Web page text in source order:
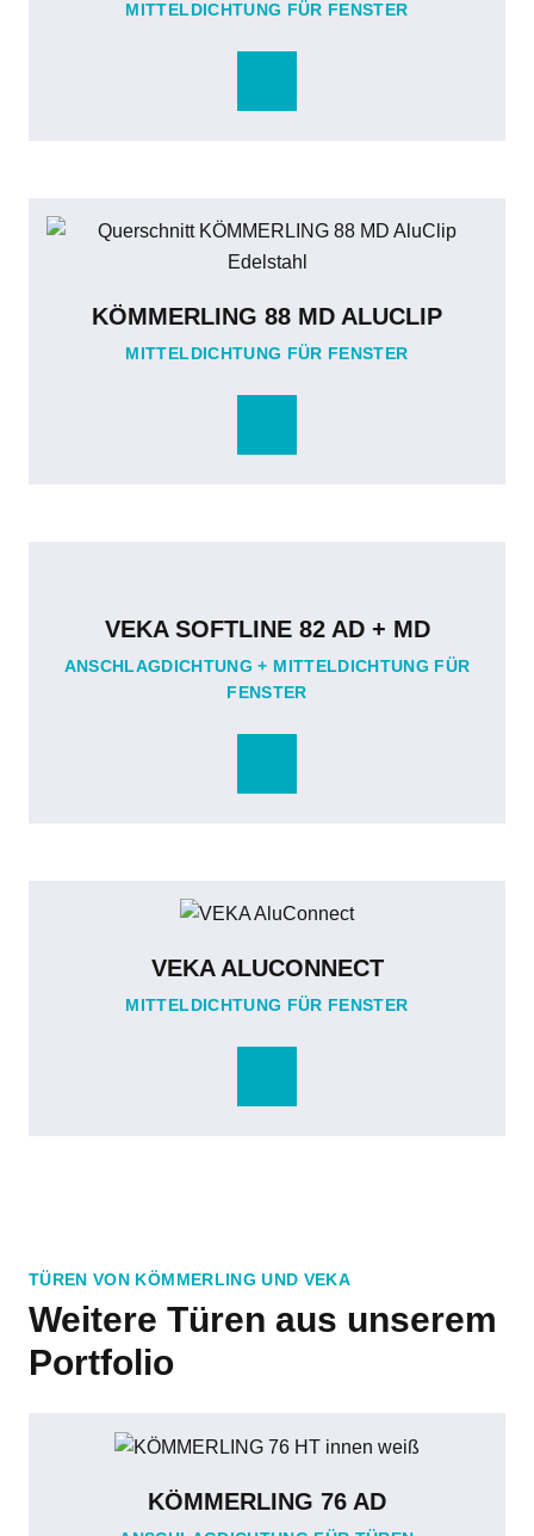
MITTELDICHTUNG FÜR FENSTER
KÖMMERLING 88 MD ALUCLIP
MITTELDICHTUNG FÜR FENSTER
VEKA SOFTLINE 82 AD + MD
ANSCHLAGDICHTUNG + MITTELDICHTUNG FÜR
FENSTER
VEKA ALUCONNECT
MITTELDICHTUNG FÜR FENSTER
TÜREN VON KÖMMERLING UND VEKA
Weitere Türen aus unserem
Portfolio
KÖMMERLING 76 AD